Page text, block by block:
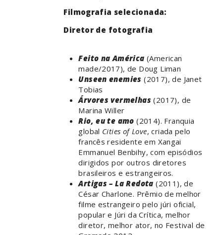
Filmografia selecionada:
Diretor de fotografia
Feito na América (American
made/2017), de Doug Liman
Unseen enemies (2017), de Janet
Tobias
Árvores vermelhas (2017), de
Marina Willer
Rio, eu te amo (2014). Franquia
global Cities of Love, criada pelo
francês residente em Xangai
Emmanuel Benbihy, com episódios
dirigidos por outros diretores
brasileiros e estrangeiros.
Artigas – La Redota (2011), de
César Charlone. Prêmio de melhor
filme estrangeiro pelo júri oficial,
popular e Júri da Crítica, melhor
diretor, melhor ator, no Festival de